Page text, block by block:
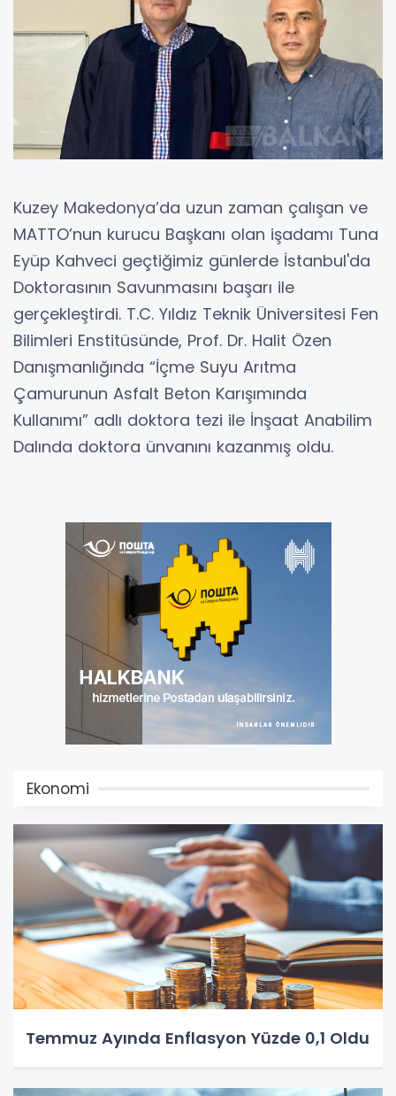
Kuzey Makedonya’da uzun zaman çalışan ve
MATTO’nun kurucu Başkanı olan işadamı Tuna
Eyüp Kahveci geçtiğimiz günlerde İstanbul'da
Doktorasının Savunmasını başarı ile
gerçekleştirdi. T.C. Yıldız Teknik Üniversitesi Fen
Bilimleri Enstitüsünde, Prof. Dr. Halit Özen
Danışmanlığında “İçme Suyu Arıtma
Çamurunun Asfalt Beton Karışımında
Kullanımı” adlı doktora tezi ile İnşaat Anabilim
Dalında doktora ünvanını kazanmış oldu.
Ekonomi
Temmuz Ayında Enflasyon Yüzde 0,1 Oldu